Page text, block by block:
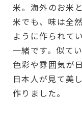
米。海外のお米
米でも、味は全
ように作られて
一緒です。似て
色彩や雰囲気が
日本人が見て美
作りました。